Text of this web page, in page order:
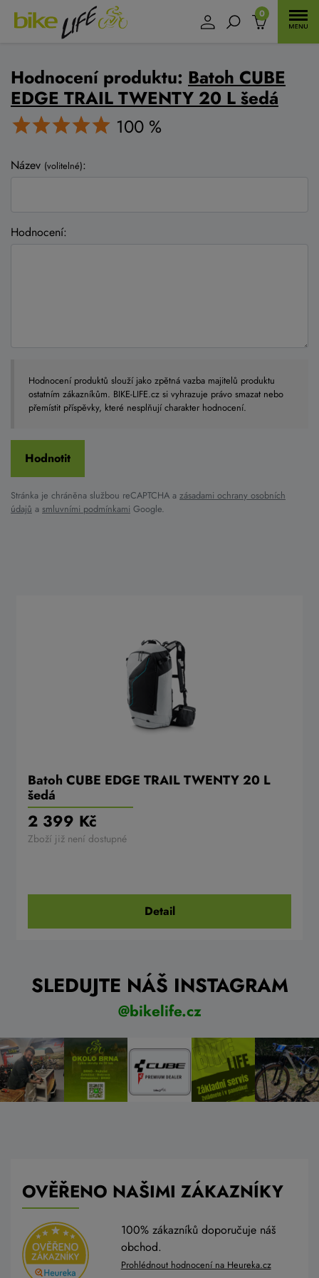
0
Hodnocení produktu: Batoh CUBE
EDGE TRAIL TWENTY 20 L šedá
100 %
Název (volitelné):
Hodnocení:
Hodnocení produktů slouží jako zpětná vazba majitelů produktu
ostatním zákazníkům. BIKE-LIFE.cz si vyhrazuje právo smazat nebo
přemístit příspěvky, které nesplňují charakter hodnocení.
Stránka je chráněna službou reCAPTCHA a zásadami ochrany osobních
údajů a smluvními podmínkami Google.
Batoh CUBE EDGE TRAIL TWENTY 20 L
šedá
2 399 Kč
Zboží již není dostupné
Detail
SLEDUJTE NÁŠ INSTAGRAM
@bikelife.cz
OVĚŘENO NAŠIMI ZÁKAZNÍKY
100% zákazníků doporučuje náš
obchod.
Prohlédnout hodnocení na Heureka.cz